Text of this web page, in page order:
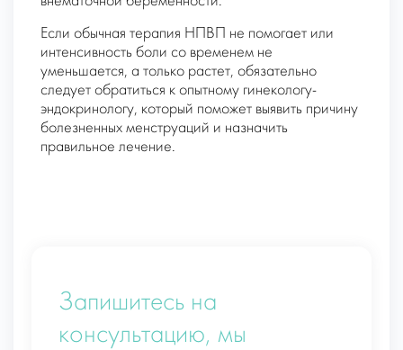
Если обычная терапия НПВП не помогает или
интенсивность боли со временем не
уменьшается, а только растет, обязательно
следует обратиться к опытному гинекологу-
эндокринологу, который поможет выявить причину
болезненных менструаций и назначить
правильное лечение.
Запишитесь на
консультацию, мы